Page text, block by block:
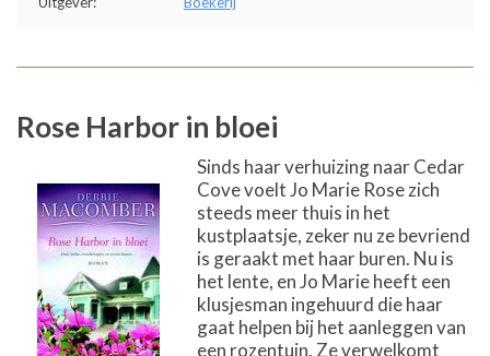
Rose Harbor in bloei
Sinds haar verhuizing naar Cedar
Cove voelt Jo Marie Rose zich
steeds meer thuis in het
kustplaatsje, zeker nu ze bevriend
is geraakt met haar buren. Nu is
het lente, en Jo Marie heeft een
klusjesman ingehuurd die haar
gaat helpen bij het aanleggen van
een rozentuin. Ze verwelkomt